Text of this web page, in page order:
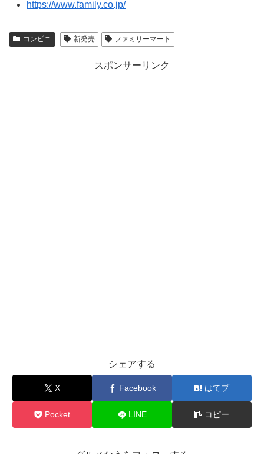
https://www.family.co.jp/
コンビニ 新発売 ファミリーマート
スポンサーリンク
シェアする
X Facebook はてブ
Pocket LINE コピー